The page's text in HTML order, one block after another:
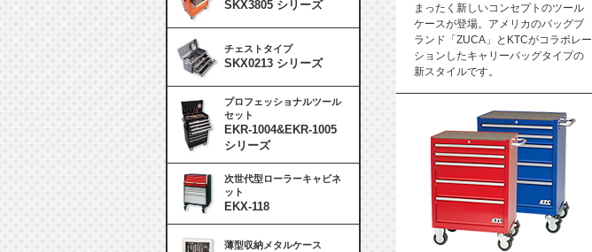
まったく新しいコンセプトのツール
ケースが登場。アメリカのバッグブ
ランド「ZUCA」とKTCがコラボレー
ションしたキャリーバッグタイプの
新スタイルです。
SKX3805 シリーズ
チェストタイプ
SKX0213 シリーズ
プロフェッショナルツール
セット
EKR-1004&EKR-1005
シリーズ
次世代型ローラーキャビネ
ット
EKX-118
薄型収納メタルケース